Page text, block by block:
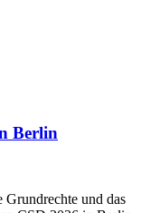
Berlin
und das